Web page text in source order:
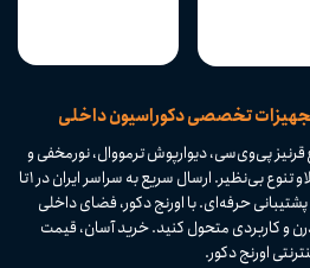
تجهیزات تخصصی دکوراسیون داخلی
پی‌وی‌سی، دیوارپوش ترمووال، نورمخفی و
ابزارهای دکوراسیون داخلی با کیفیت بالا و تنوع بی‌نظیر. ارسال سریع به سراسر ایران در ۱ تا
حرفه‌ای. با اورنج دکور، فضای داخلی
و کاربردی متحول کنید. خرید آسان، قیمت
اورنج دکور.​​​​​​​